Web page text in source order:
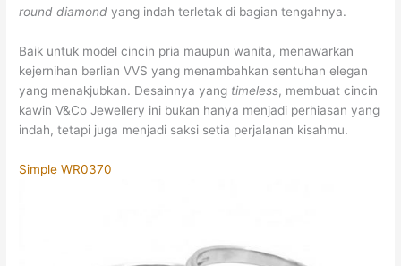
round diamond yang indah terletak di bagian tengahnya.
Baik untuk model cincin pria maupun wanita, menawarkan
kejernihan berlian VVS yang menambahkan sentuhan elegan
yang menakjubkan. Desainnya yang timeless, membuat cincin
kawin V&Co Jewellery ini bukan hanya menjadi perhiasan yang
indah, tetapi juga menjadi saksi setia perjalanan kisahmu.
Simple WR0370